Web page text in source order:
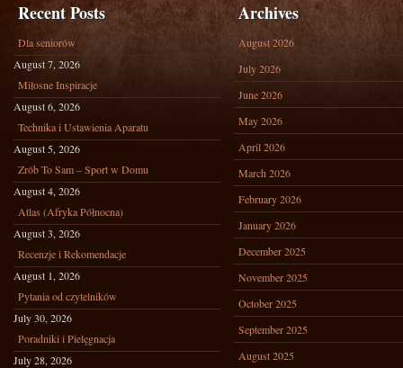
Recent Posts
Dla seniorów
August 7, 2026
Miłosne Inspiracje
August 6, 2026
Technika i Ustawienia Aparatu
August 5, 2026
Zrób To Sam – Sport w Domu
August 4, 2026
Atlas (Afryka Północna)
August 3, 2026
Recenzje i Rekomendacje
August 1, 2026
Pytania od czytelników
July 30, 2026
Poradniki i Pielęgnacja
July 28, 2026
Archives
August 2026
July 2026
June 2026
May 2026
April 2026
March 2026
February 2026
January 2026
December 2025
November 2025
October 2025
September 2025
August 2025